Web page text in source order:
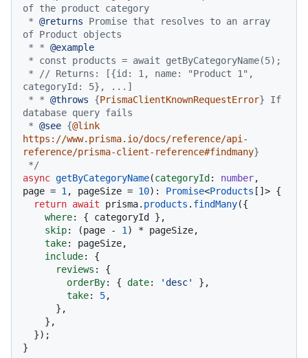
of the product category
* @returns Promise that resolves to an array
of Product objects
* * @example
categoryId: 5}, ...]
* * @throws {PrismaClientKnownRequestError} If
database query fails
* @see {@link
https://www.prisma.io/docs/reference/api-
reference/prisma-client-reference#findmany}
*/
async getByCategoryName(categoryId : number,
page = 1 , pageSize = 10): Promise<Products []> {
return await prisma. products . findMany({
where: { categoryId },
skip: (page - 1 ) * pageSize,
take: pageSize,
include: {
reviews : {
orderBy: { date: 'desc'
},
take: 5,